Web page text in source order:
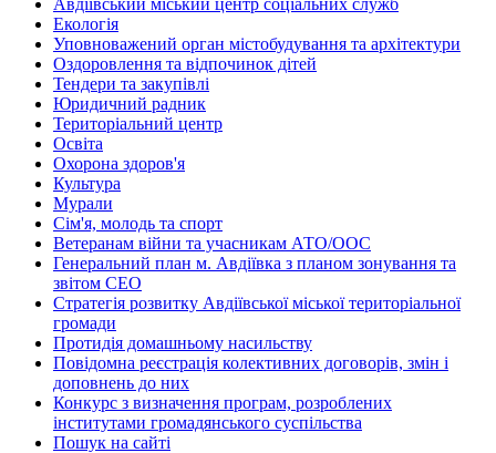
Авдіївський міський центр соціальних служб
Екологія
Уповноважений орган містобудування та архітектури
Оздоровлення та відпочинок дітей
Тендери та закупівлі
Юридичний радник
Територіальний центр
Освіта
Охорона здоров'я
Культура
Мурали
Сім'я, молодь та спорт
Ветеранам війни та учасникам АТО/ООС
Генеральний план м. Авдіївка з планом зонування та
звітом СЕО
Стратегія розвитку Авдіївської міської територіальної
громади
Протидія домашньому насильству
Повідомна реєстрація колективних договорів, змін і
доповнень до них
Конкурс з визначення програм, розроблених
інститутами громадянського суспільства
Пошук на сайті